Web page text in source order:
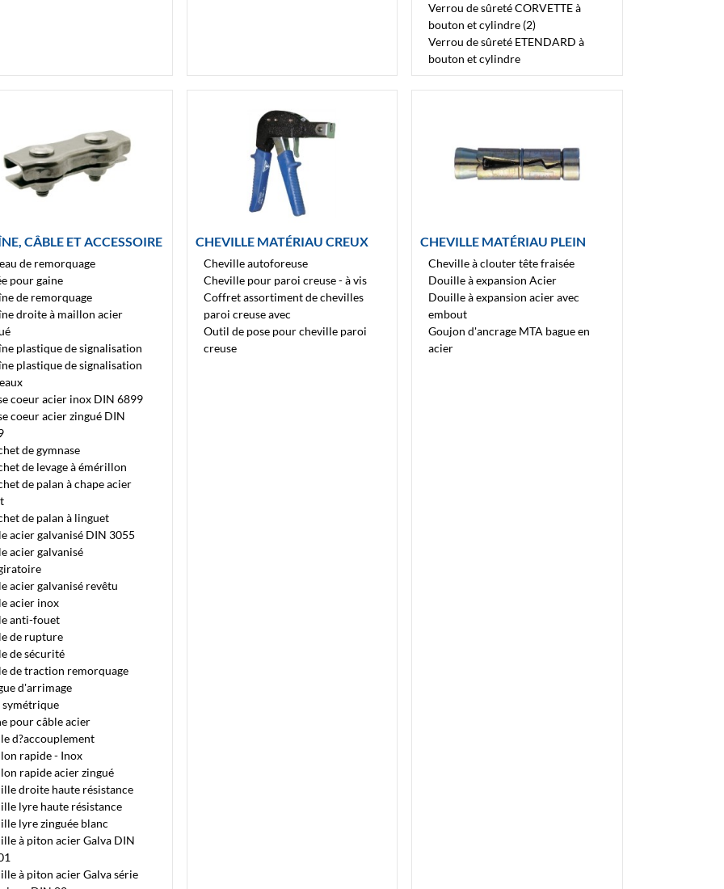
Verrou de sûreté CORVETTE à
bouton et cylindre (2)
Verrou de sûreté ETENDARD à
bouton et cylindre
CÂBLE ET ACCESSOIRE
de remorquage
pour gaine
de remorquage
droite à maillon acier
plastique de signalisation
plastique de signalisation
coeur acier inox DIN 6899
coeur acier zingué DIN
de gymnase
de levage à émérillon
de palan à chape acier
de palan à linguet
acier galvanisé DIN 3055
acier galvanisé
acier galvanisé revêtu
acier inox
anti-fouet
de rupture
de sécurité
de traction remorquage
d'arrimage
symétrique
pour câble acier
d?accouplement
rapide - Inox
rapide acier zingué
droite haute résistance
lyre haute résistance
lyre zinguée blanc
à piton acier Galva DIN
à piton acier Galva série
CHEVILLE MATÉRIAU CREUX
Cheville autoforeuse
Cheville pour paroi creuse - à vis
Coffret assortiment de chevilles
paroi creuse avec
Outil de pose pour cheville paroi
creuse
CHEVILLE MATÉRIAU PLEIN
Cheville à clouter tête fraisée
Douille à expansion Acier
Douille à expansion acier avec
embout
Goujon d'ancrage MTA bague en
acier